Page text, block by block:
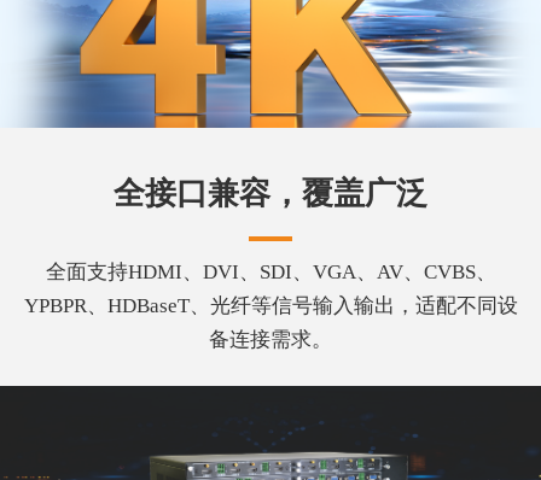
全接口兼容，覆盖广泛
全面支持HDMI、DVI、SDI、VGA、AV、CVBS、
YPBPR、HDBaseT、光纤等信号输入输出，适配不同设
备连接需求。